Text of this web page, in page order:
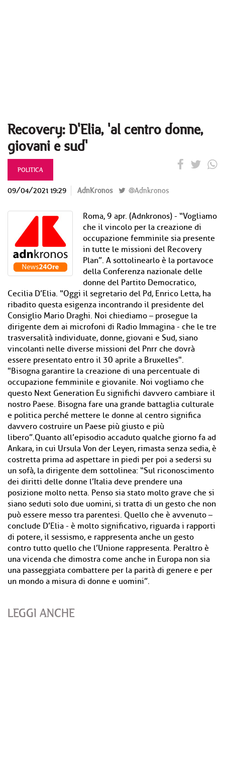
Recovery: D'Elia, 'al centro donne,
giovani e sud'
POLITICA
09/04/2021 19:29 AdnKronos @Adnkronos
Roma, 9 apr. (Adnkronos) - “Vogliamo
che il vincolo per la creazione di
occupazione femminile sia presente
in tutte le missioni del Recovery
Plan”. A sottolinearlo è la portavoce
della Conferenza nazionale delle
donne del Partito Democratico,
Cecilia D’Elia. “Oggi il segretario del Pd, Enrico Letta, ha
ribadito questa esigenza incontrando il presidente del
Consiglio Mario Draghi. Noi chiediamo – prosegue la
dirigente dem ai microfoni di Radio Immagina - che le tre
trasversalità individuate, donne, giovani e Sud, siano
vincolanti nelle diverse missioni del Pnrr che dovrà
essere presentato entro il 30 aprile a Bruxelles".
"Bisogna garantire la creazione di una percentuale di
occupazione femminile e giovanile. Noi vogliamo che
questo Next Generation Eu significhi davvero cambiare il
nostro Paese. Bisogna fare una grande battaglia culturale
e politica perché mettere le donne al centro significa
davvero costruire un Paese più giusto e più
libero”.Quanto all’episodio accaduto qualche giorno fa ad
Ankara, in cui Ursula Von der Leyen, rimasta senza sedia, è
costretta prima ad aspettare in piedi per poi a sedersi su
un sofà, la dirigente dem sottolinea: “Sul riconoscimento
dei diritti delle donne l’Italia deve prendere una
posizione molto netta. Penso sia stato molto grave che si
siano seduti solo due uomini, si tratta di un gesto che non
può essere messo tra parentesi. Quello che è avvenuto –
conclude D’Elia - è molto significativo, riguarda i rapporti
di potere, il sessismo, e rappresenta anche un gesto
contro tutto quello che l’Unione rappresenta. Peraltro è
una vicenda che dimostra come anche in Europa non sia
una passeggiata combattere per la parità di genere e per
un mondo a misura di donne e uomini”.
LEGGI ANCHE